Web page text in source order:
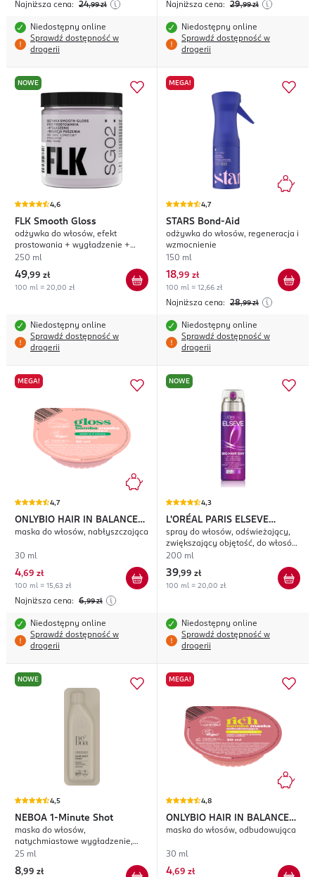
Najniższa cena: 24,99 zł
Niedostępny online
Sprawdź dostępność w
drogerii
Najniższa cena: 29,99 zł
Niedostępny online
Sprawdź dostępność w
drogerii
NOWE
4,6
FLK Smooth Gloss
odżywka do włosów, efekt
prostowania + wygładzenie +
redukcja puszenia
250 ml
49,99 zł
100 ml = 20,00 zł
Niedostępny online
Sprawdź dostępność w
drogerii
MEGA!
4,7
STARS Bond-Aid
odżywka do włosów, regeneracja i
wzmocnienie
150 ml
18,99 zł
100 ml = 12,66 zł
Najniższa cena: 28,99 zł
Niedostępny online
Sprawdź dostępność w
drogerii
MEGA!
4,7
ONLYBIO HAIR IN BALANCE
Gloss Bomba
maska do włosów, nabłyszczająca
30 ml
4,69 zł
100 ml = 15,63 zł
Najniższa cena: 6,99 zł
Niedostępny online
Sprawdź dostępność w
drogerii
NOWE
4,3
L'ORÉAL PARIS ELSEVE
Collagen Lifter Big Hair Day
spray do włosów, odświeżający,
zwiększający objętość, do włosów
cienkich, pozbawionych objętości
200 ml
39,99 zł
100 ml = 20,00 zł
Niedostępny online
Sprawdź dostępność w
drogerii
NOWE
4,5
NEBOA 1-Minute Shot
maska do włosów,
natychmiastowe wygładzenie,
Proteiny
25 ml
8,99 zł
MEGA!
4,8
ONLYBIO HAIR IN BALANCE
Rich Bomba
maska do włosów, odbudowująca
30 ml
4,69 zł